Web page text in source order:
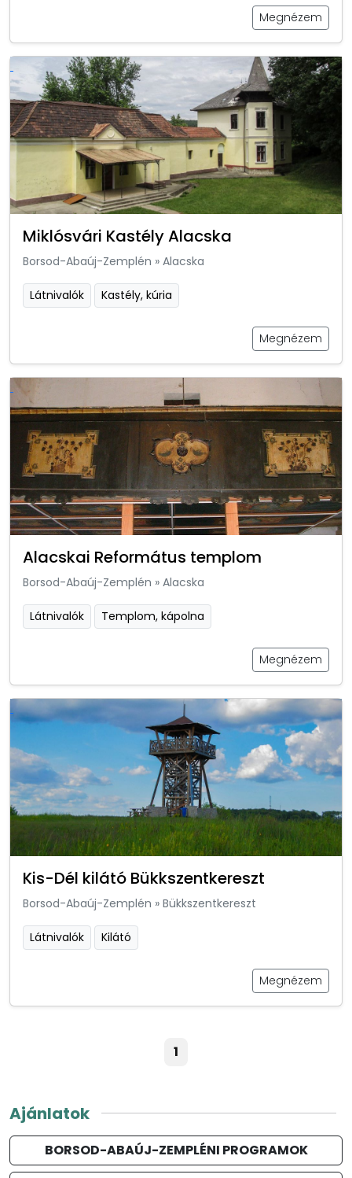
Megnézem
Miklósvári Kastély Alacska
Borsod-Abaúj-Zemplén » Alacska
Látnivalók Kastély, kúria
Megnézem
Alacskai Református templom
Borsod-Abaúj-Zemplén » Alacska
Látnivalók Templom, kápolna
Megnézem
Kis-Dél kilátó Bükkszentkereszt
Borsod-Abaúj-Zemplén » Bükkszentkereszt
Látnivalók Kilátó
Megnézem
1
Ajánlatok
BORSOD-ABAÚJ-ZEMPLÉNI PROGRAMOK